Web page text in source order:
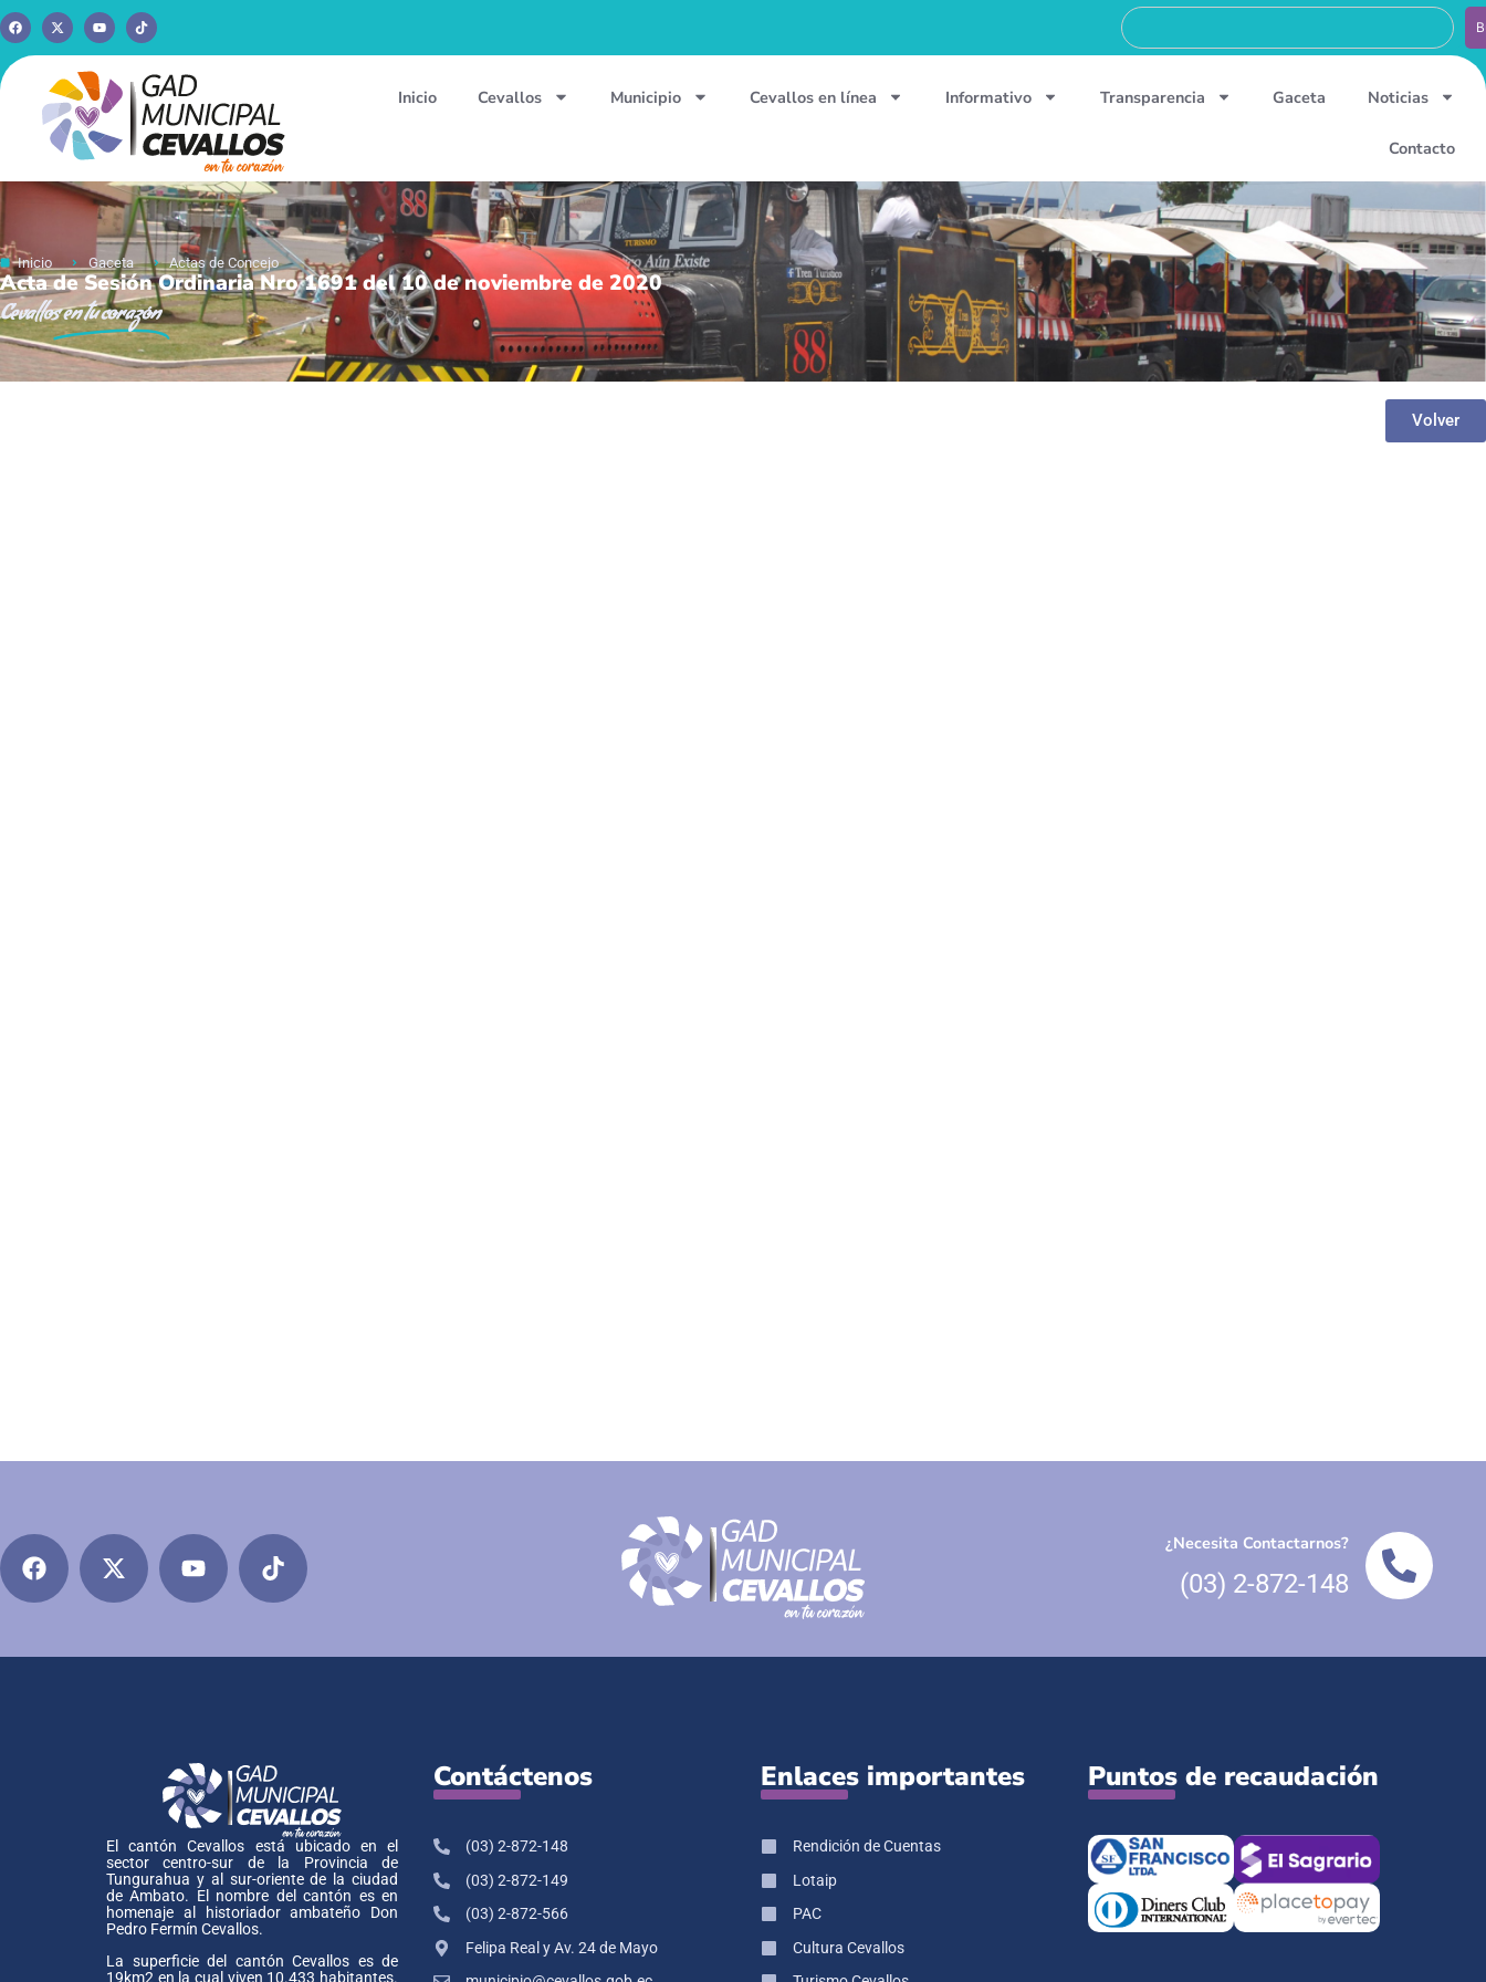
Inicio Cevallos Municipio Cevallos en línea Informativo Transparencia Gaceta Noticias
Contacto
Inicio Gaceta Actas de Concejo
Acta de Sesión Ordinaria Nro 1691 del 10 de noviembre de 2020
Cevallosen tu corazón
Volver
¿Necesita Contactarnos?
(03) 2-872-148
El cantón Cevallos está ubicado en el
sector centro-sur de la Provincia de
Tungurahua y al sur-oriente de la ciudad
de Ambato. El nombre del cantón es en
homenaje al historiador ambateño Don
Pedro Fermín Cevallos.
La superficie del cantón Cevallos es de
Contáctenos
(03) 2-872-148
(03) 2-872-149
(03) 2-872-566
Felipa Real y Av. 24 de Mayo
Enlaces importantes
Rendición de Cuentas
Lotaip
PAC
Cultura Cevallos
Puntos de recaudación